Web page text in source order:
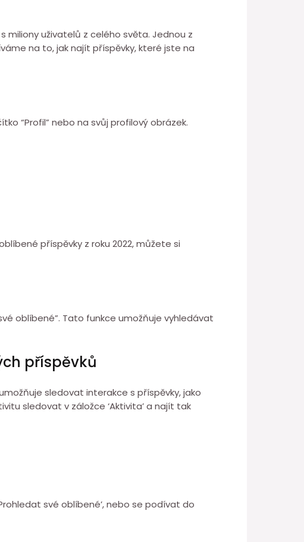
uživatelů z celého světa. Jednou z
na to, jak najít příspěvky, které jste na
“Profil” nebo na svůj profilový obrázek.
příspěvky z roku 2022, můžete si
oblíbené”. Tato funkce umožňuje vyhledávat
příspěvků
sledovat interakce s příspěvky, jako
sledovat v záložce ‘Aktivita’ a najít tak
své oblíbené’, nebo se podívat do